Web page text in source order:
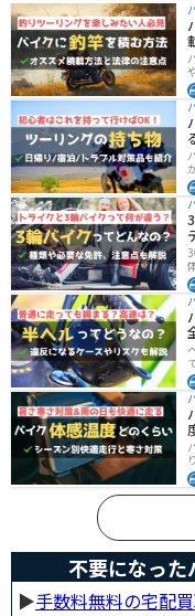
不要になった
▶︎手数料無料の宅配